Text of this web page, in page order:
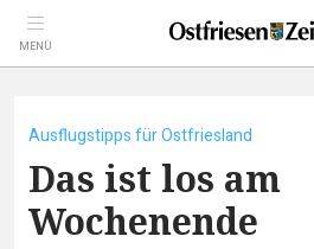
MENÜ
Ausflugstipps für Ostfriesland
Das ist los am
Wochenende